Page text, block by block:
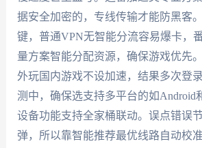
据安全加密的，专线传输才能防黑客
键，普通VPN无智能分流容易爆卡，
量方案智能分配资源，确保游戏优先
外玩国内游戏不设加速，结果多次登
测中，确保选支持多平台的如Android
设备功能支持全家桶联动。误点错误
弹，所以靠智能推荐最优线路自动校